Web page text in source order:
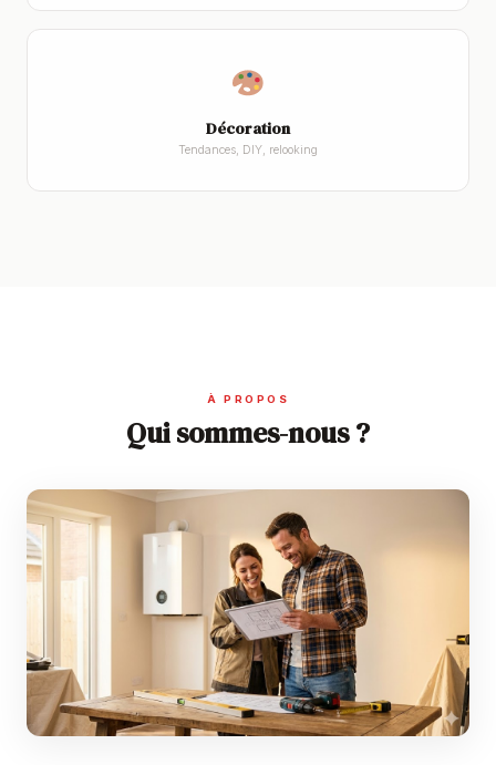
Décoration
Tendances, DIY, relooking
À PROPOS
Qui sommes-nous ?